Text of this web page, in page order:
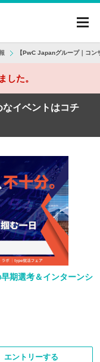
【PwC Japanグループ｜コ
した。
なイベントはコチ
期選考＆インターンシ
エントリーする